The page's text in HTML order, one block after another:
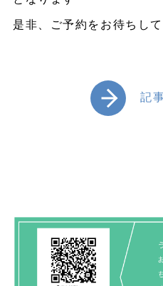
是非、ご予約をお待ちして
記